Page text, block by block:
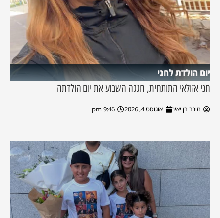
יום הולדת לחני
חני אזולאי התותחית, חגגה השבוע את יום הולדתה
מירב בן יאיר אוגוסט 4, 2026 9:46 pm